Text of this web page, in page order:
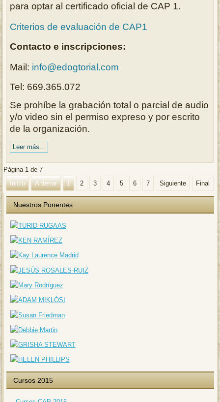
para optar al certificado oficial de CAP 1.
Criterios de evaluación de CAP1
Contacto e inscripciones:
Mail: info@edogtorial.com
Tel: 669.365.072
Se prohíbe la grabación total o parcial de audio
y/o video sin el permiso expreso y por escrito
de la organización.
Leer más...
Página 1 de 7
Inicio
Anterior 1 2 3 4 5 6 7 Siguiente Final
Nuestros Ponentes
Cursos 2015